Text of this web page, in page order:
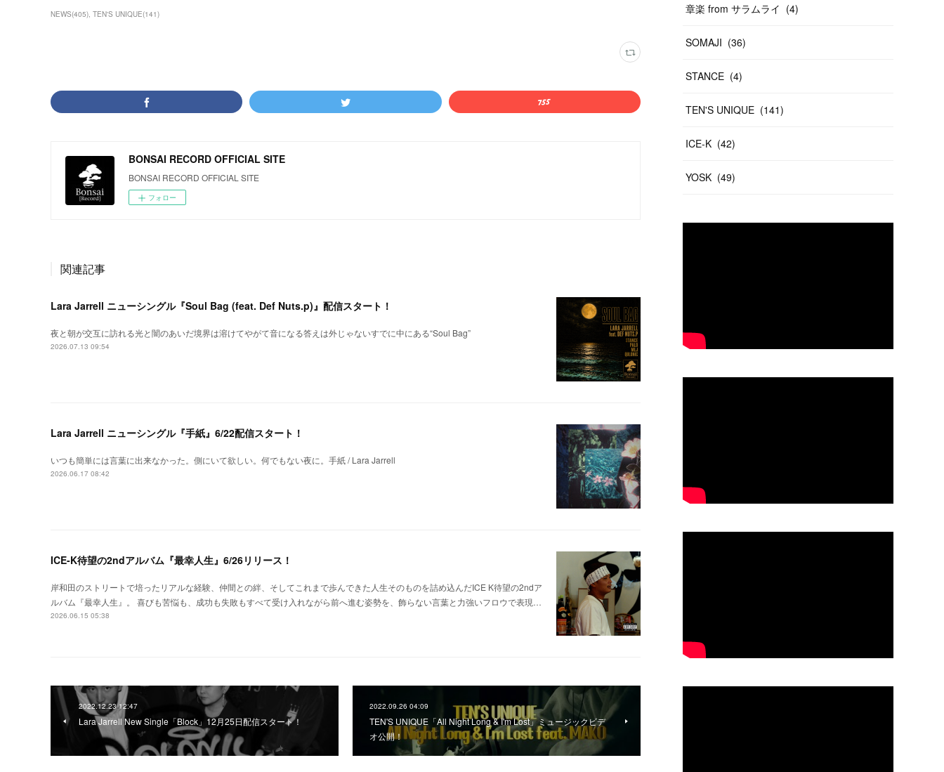
NEWS(405) TEN'S UNIQUE(141)
BONSAI RECORD OFFICIAL SITE
BONSAI RECORD OFFICIAL SITE
フォロー
関連記事
Lara Jarrell ニューシングル『Soul Bag (feat. Def Nuts.p)』配信スタート！
夜と朝が交互に訪れる光と闇のあいだ境界は溶けてやがて音になる答えは外じゃないすでに中にある“Soul Bag”
2026.07.13 09:54
Lara Jarrell ニューシングル『手紙』6/22配信スタート！
いつも簡単には言葉に出来なかった。側にいて欲しい。何でもない夜に。手紙 / Lara Jarrell
2026.06.17 08:42
ICE-K待望の2ndアルバム『最幸人生』6/26リリース！
岸和田のストリートで培ったリアルな経験、仲間との絆、そしてこれまで歩んできた人生そのものを詰め込んだICE K待望の2ndア
ルバム『最幸人生』。 喜びも苦悩も、成功も失敗もすべて受け入れながら前へ進む姿勢を、飾らない言葉と力強いフロウで表現…
2026.06.15 05:38
2022.12.23 12:47
Lara Jarrell New Single「Block」12月25日配信スタート！
2022.09.26 04:09
TEN'S UNIQUE「All Night Long & I'm Lost」ミュージックビデ
オ公開！
章楽 from サラムライ (4)
SOMAJI (36)
STANCE (4)
TEN'S UNIQUE (141)
ICE-K (42)
YOSK (49)